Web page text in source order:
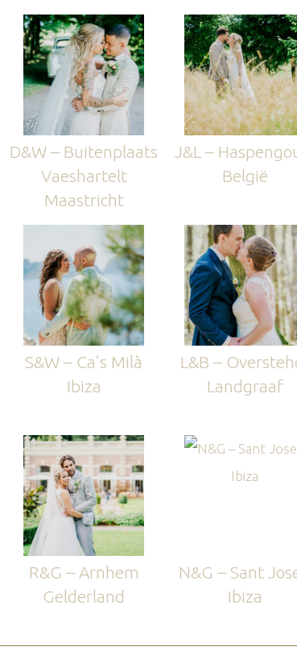
D&W – Buitenplaats
Vaeshartelt
Maastricht
J&L –
België
S&W – Ca’s Milà
Ibiza
L&B –
Landgraaf
R&G – Arnhem
Gelderland
N&G – Sant
Ibiza